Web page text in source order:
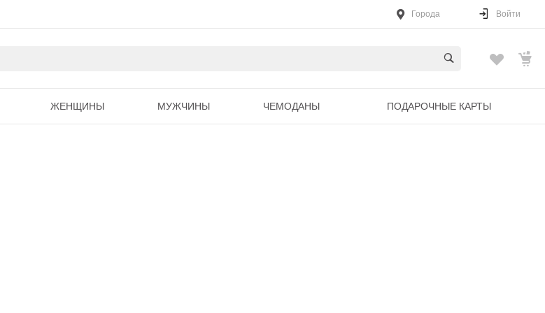
Города Войти
ЖЕНЩИНЫ МУЖЧИНЫ ЧЕМОДАНЫ ПОДАРОЧНЫЕ КАРТЫ